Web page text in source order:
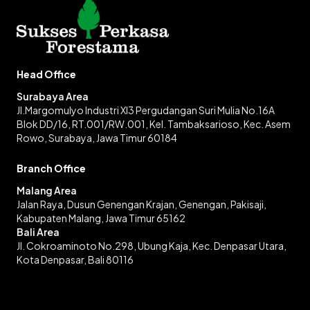
Head Office
Surabaya Area
Jl.Margomulyo Industri XI3 Pergudangan Suri Mulia No.16A
Blok DD/16, RT.001/RW.001, Kel. Tambaksarioso, Kec. Asem
Rowo, Surabaya, Jawa Timur 60184
Branch Office
Malang Area
Jalan Raya, Dusun Genengan Krajan, Genengan, Pakisaji,
Kabupaten Malang, Jawa Timur 65162
Bali Area
Jl. Cokroaminoto No.298, Ubung Kaja, Kec. Denpasar Utara,
Kota Denpasar, Bali 80116